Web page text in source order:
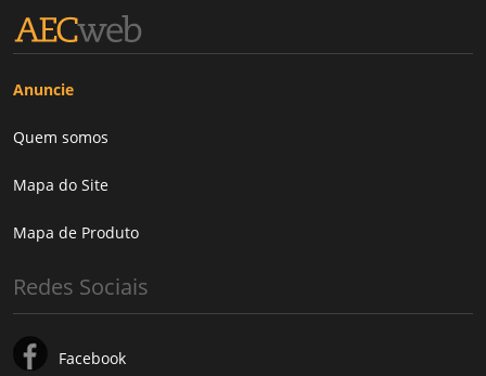
Anuncie
Quem somos
Mapa do Site
Mapa de Produto
Redes Sociais
Facebook